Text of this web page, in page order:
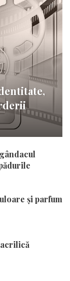
și parfum
acrilică